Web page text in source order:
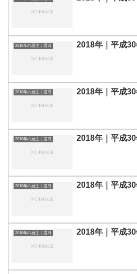
2018年の暦注｜選日 2018年｜平成
2018年の暦注｜選日 2018年｜平成
2018年の暦注｜選日 2018年｜平成
2018年の暦注｜選日 2018年｜平成
2018年の暦注｜選日 2018年｜平成